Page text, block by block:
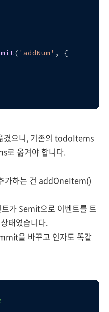
( 'addNum' , {
으니, 기존의 todoItems
로 옮겨야 합니다.
가하는 건 addOneItem()
가 $emit으로 이벤트를 트
태였습니다.
을 바꾸고 인자도 똑같